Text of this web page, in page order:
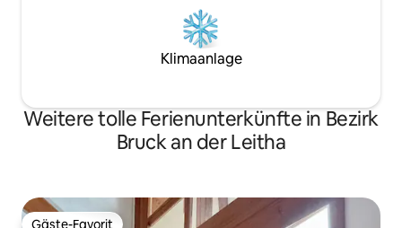
Klimaanlage
Weitere tolle Ferienunterkünfte in Bezirk
Bruck an der Leitha
Gäste-Favorit